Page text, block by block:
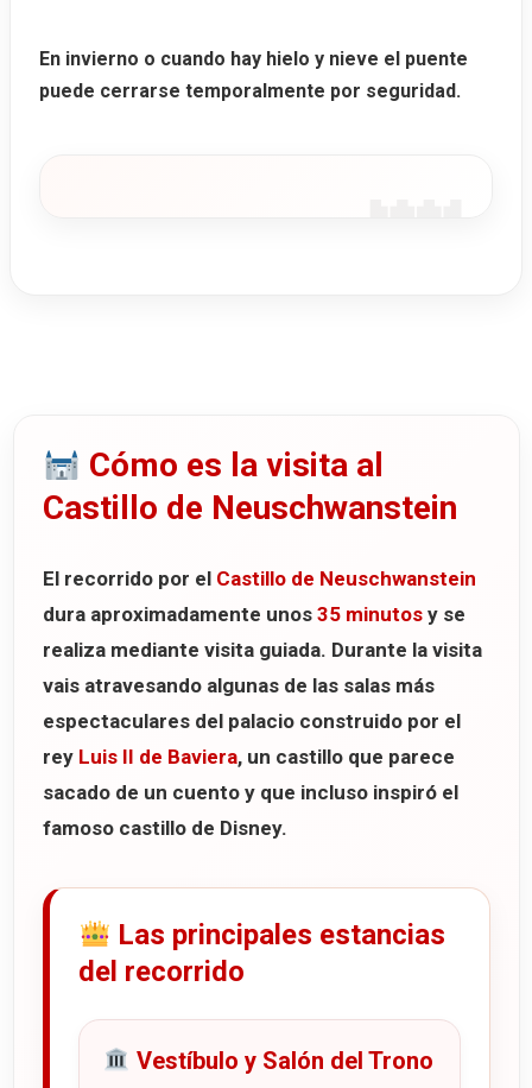
En invierno o cuando hay hielo y nieve el puente
puede cerrarse temporalmente por seguridad.
Cómo es la visita al
Castillo de Neuschwanstein
El recorrido por el Castillo de Neuschwanstein
dura aproximadamente unos 35 minutos y se
realiza mediante visita guiada. Durante la visita
vais atravesando algunas de las salas más
espectaculares del palacio construido por el
rey Luis II de Baviera, un castillo que parece
sacado de un cuento y que incluso inspiró el
famoso castillo de Disney.
Las principales estancias
del recorrido
Vestíbulo y Salón del Trono